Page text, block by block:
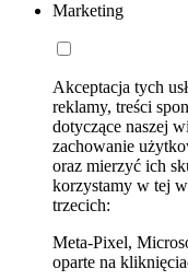
Marketing
Akceptacja tych
reklamy, treści
dotyczące naszej
zachowanie
oraz mierzyć ich
korzystamy w tej
trzecich:
Meta-Pixel,
oparte na